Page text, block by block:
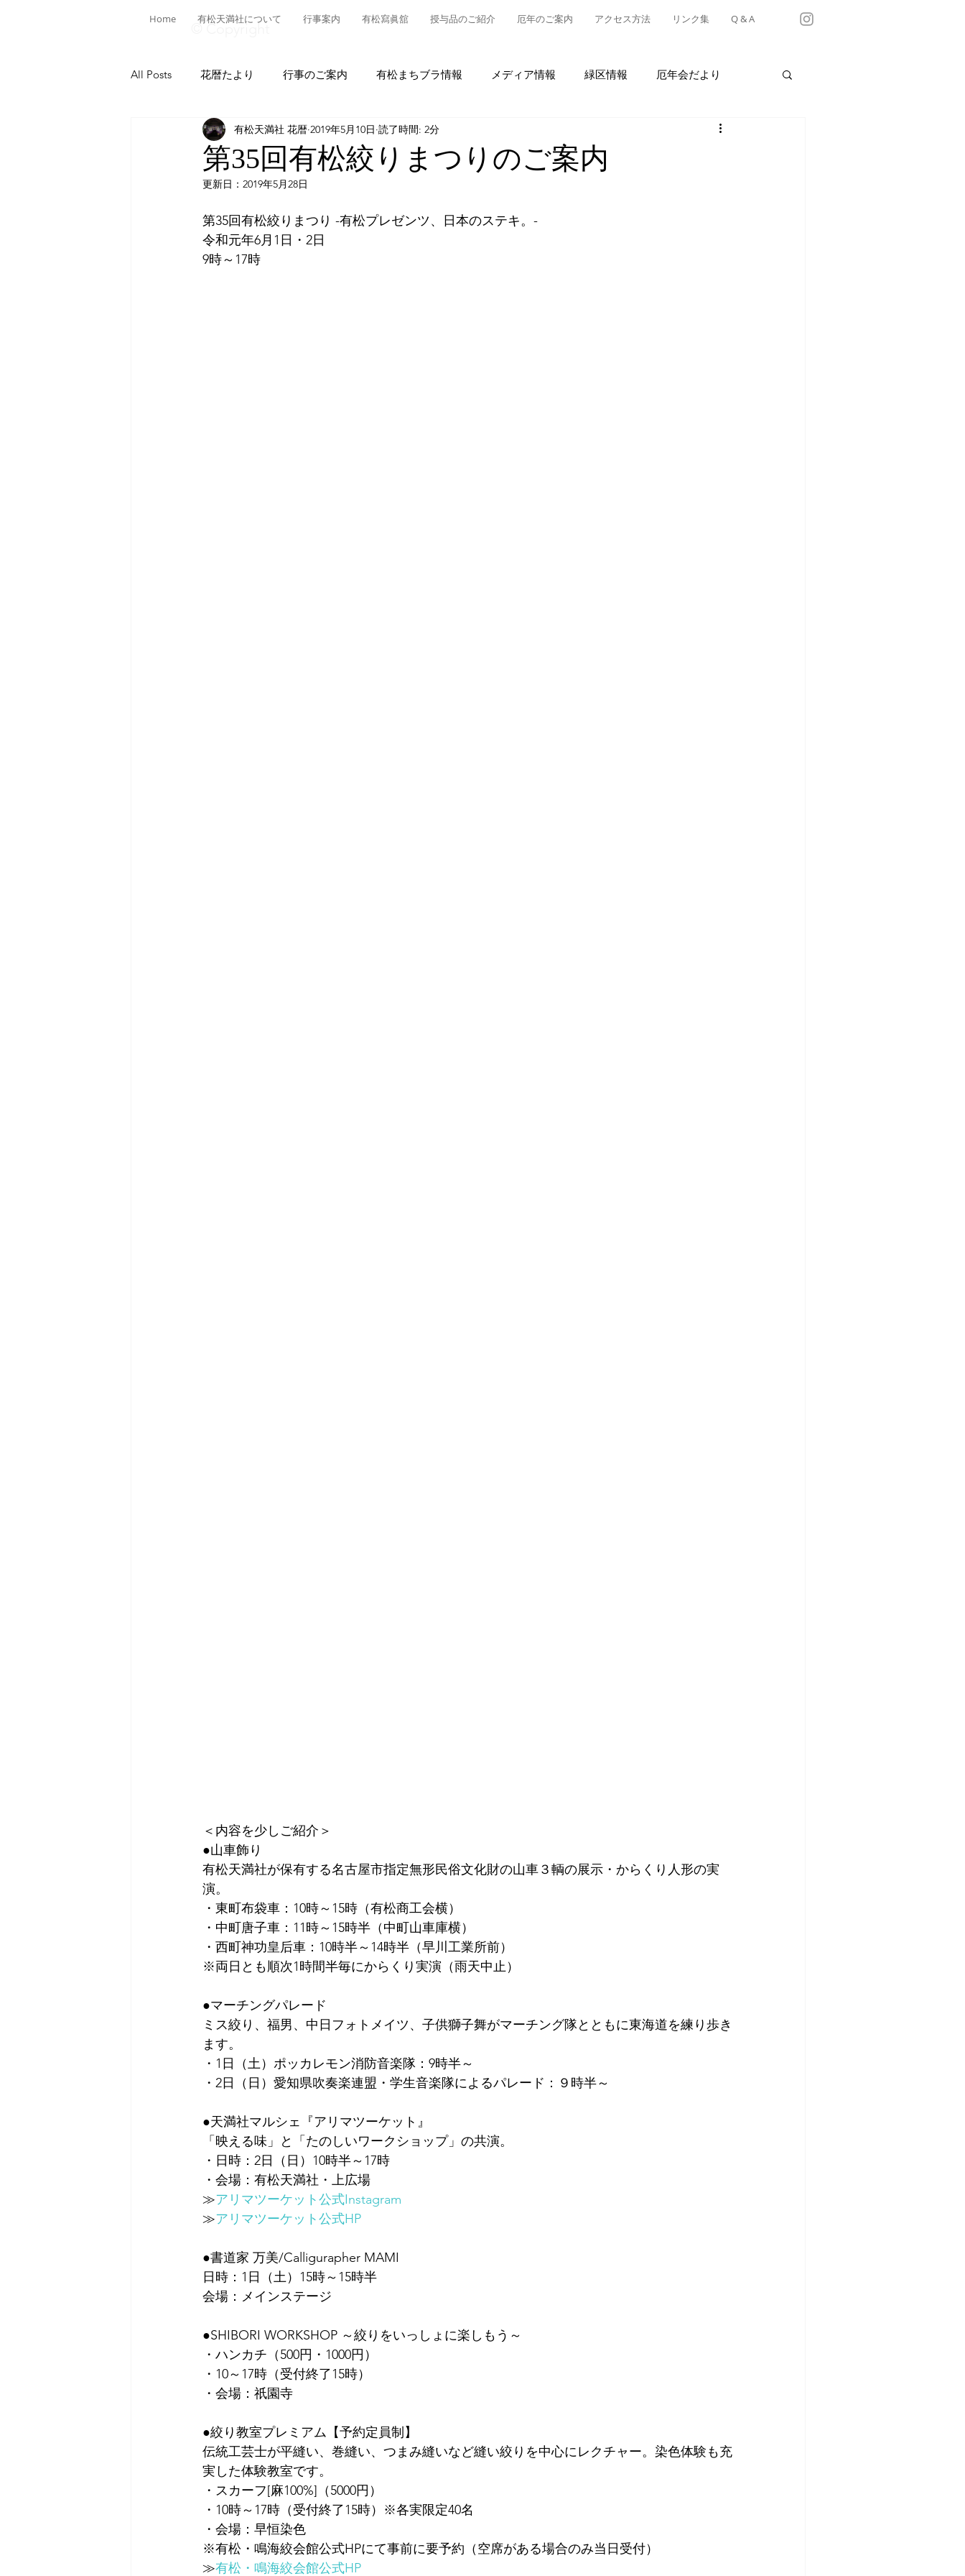
Home 有松天満社について 行事案内 有松寫眞舘 授与品のご紹介 厄年のご案内 アクセス方法 リンク集 Q & A
© Copyright
All Posts 花暦たより 行事のご案内 有松まちブラ情報 メディア情報 緑区情報 厄年会だより
有松ヒストリア 日本遺産有松 授与品について グルメ・テイクアウト情報
菅公ヒストリア 有松の施設情報
有松山車行事
第35回有松絞りまつりのご案内
有松天満社 花暦 2019年5月10日 読了時間: 2分
更新日： 2019年5月28日
第35回有松絞りまつり -有松プレゼンツ、日本のステキ。-
令和元年6月1日・2日
9時～17時
＜内容を少しご紹介＞
●山車飾り
有松天満社が保有する名古屋市指定無形民俗文化財の山車３輌の展示・からくり人形の実
演。
・東町布袋車：10時～15時（有松商工会横）
・中町唐子車：11時～15時半（中町山車庫横）
・西町神功皇后車：10時半～14時半（早川工業所前）
※両日とも順次1時間半毎にからくり実演（雨天中止）
●マーチングパレード
ミス絞り、福男、中日フォトメイツ、子供獅子舞がマーチング隊とともに東海道を練り歩き
ます。
・1日（土）ポッカレモン消防音楽隊：9時半～
・2日（日）愛知県吹奏楽連盟・学生音楽隊によるパレード：９時半～
●天満社マルシェ『アリマツーケット』
「映える味」と「たのしいワークショップ」の共演。
・日時：2日（日）10時半～17時
・会場：有松天満社・上広場
≫アリマツーケット公式Instagram
≫アリマツーケット公式HP
●書道家 万美/Calligurapher MAMI
日時：1日（土）15時～15時半
会場：メインステージ
●SHIBORI WORKSHOP ～絞りをいっしょに楽しもう～
・ハンカチ（500円・1000円）
・10～17時（受付終了15時）
・会場：祇園寺
●絞り教室プレミアム【予約定員制】
伝統工芸士が平縫い、巻縫い、つまみ縫いなど縫い絞りを中心にレクチャー。染色体験も充
実した体験教室です。
・スカーフ[麻100%]（5000円）
・10時～17時（受付終了15時）※各実限定40名
・会場：早恒染色
※有松・鳴海絞会館公式HPにて事前に要予約（空席がある場合のみ当日受付）
≫有松・鳴海絞会館公式HP